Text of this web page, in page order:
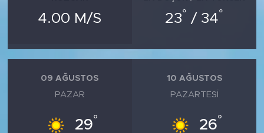
4.00 M/S 23° / 34°
09 AĞUSTOS
PAZAR
29°
10 AĞUSTOS
PAZARTESI
26°